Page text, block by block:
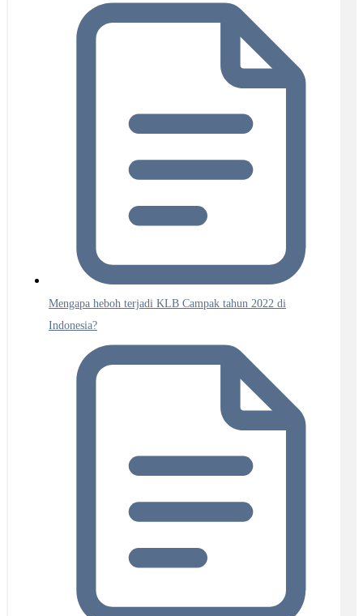
Mengapa heboh terjadi KLB Campak tahun 2022 di
Indonesia?